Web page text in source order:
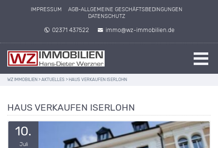
IMPRESSUM
AGB-ALLGEMEINE GESCHÄFTSBEDINGUNGEN
DATENSCHUTZ
02371 437522 immo@wz-immobilien.de
WZ IMMOBILIEN > AKTUELLES > HAUS VERKAUFEN ISERLOHN
HAUS VERKAUFEN ISERLOHN
10.
Juli